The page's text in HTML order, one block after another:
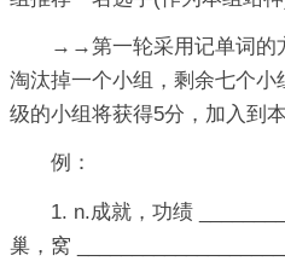
→→第一轮采用记单词的
淘汰掉一个小组，剩余七个
级的小组将获得5分，加入到
例：
1. n.成就，功绩
巢，窝